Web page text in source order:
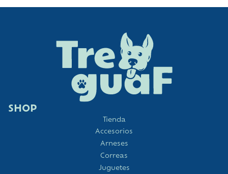
SHOP
Tienda
Accesorios
Arneses
Correas
Juguetes